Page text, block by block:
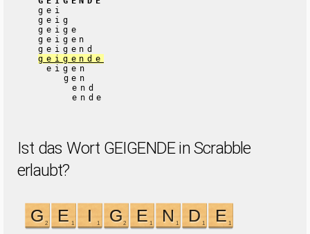
gei
geig
geige
geigen
geigend
geigende
eigen
gen
end
ende
Ist das Wort GEIGENDE in Scrabble
erlaubt?